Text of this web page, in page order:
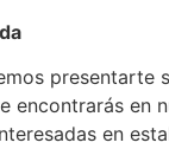
presentarte
encontrarás en
en